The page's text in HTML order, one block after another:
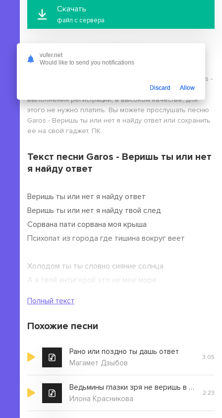
Скачать
файл с сервера
На этой странице вы можете скачать mp3 песню Garos -
Веришь ты или нет я найду ответ бесплатно без
выполнения регистрации, в высоком качестве, для
этого не нужно платить. Вы можете прослушать песню
Garos - Веришь ты или нет я найду ответ или сохранить
ее на свой гаджет, ПК.
Текст песни Garos - Веришь ты или нет
я найду ответ
Веришь ты или нет я найду ответ
Веришь ты или нет я найду твой след
Сорвана пати сорвана моя крыша
Психопат из города где тишина вокруг веет
Холодом ты ты словно сияние солнца
А я твой антигерой это не моё море
Полный текст
Похожие песни
Рано или поздно ты дашь ответ
Магамет Дзыбов
3:05
Ведьмины глазки зря не веришь в сказки
Илона Красникова
2:23
vufer.net
Would like to send you notifications
Discard Allow